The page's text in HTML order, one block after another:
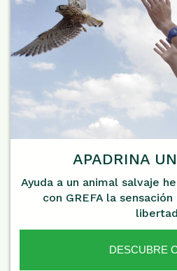
APADRINA
Ayuda a un animal salvaje
con GREFA la
libertad
DESCUBRE